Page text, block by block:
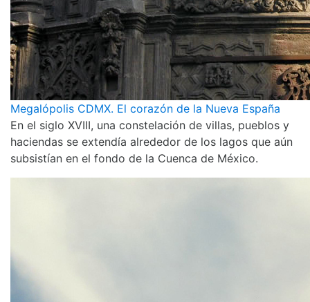
Megalópolis CDMX. El corazón de la Nueva España
En el siglo XVIII, una constelación de villas, pueblos y
haciendas se extendía alrededor de los lagos que aún
subsistían en el fondo de la Cuenca de México.